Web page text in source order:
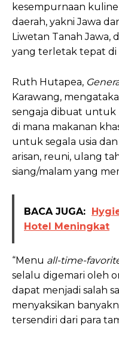
kesempurnaan
daerah, yakni Jawa
Liwetan Tanah Jawa,
yang terletak tepat di
Ruth Hutapea,
Karawang,
sengaja dibuat untuk
di mana makanan
untuk segala usia
arisan, reuni, ulang
siang/malam yang
BACA JUGA:
Hotel Meningkat
“Menu all-time-
selalu digemari oleh
dapat menjadi salah
menyaksikan
tersendiri dari para